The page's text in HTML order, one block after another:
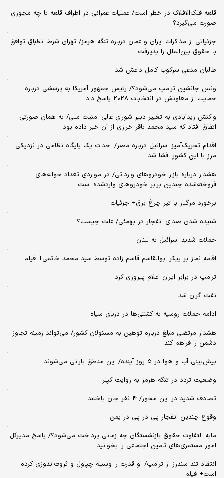
قلعه فلک‌الافلاک در خطر است/ عملیات عمرانی در اطراف قلعه با چه مجوزی
صورت می‌گیرد؟
جزئیاتی از مذاکرات ایران و عمان درباره تنگه هرمز/ تهران شرط انطباق توافق
با حقوق بین‌الملل را پذیرفت
طالبان مدعی سرکوب کامل داعش شد
ونس جانشین ترامپ می‌شود؟/ رئیس جمهور آمریکا به پرسشی درباره
حمایت از معاونش در انتخابات ۲۰۲۸ پاسخ داد
واکنش زیدآبادی به تغییر دبیر شورای عالی امنیت ملی/ به همان صورتی
اتفاق افتاد که سید محمد باقر خرازی از آن خبر داده بود
اقدام تحریک‌آمیز اسرائیل درباره مصر/ احداث یک پایگاه نظامی در نزدیکی
مرز با این کشور افشا شد
هشدار درباره بازار خودروهای وارداتی/ در مواردی تعداد حواله‌های
فروخته‌شده چندین برابر خودروهای واردشده است
برخورد مرگبار با تیر چراغ برق+ جزئیات
شنیده شدن صدای انفجار در بهمئی/ علت چیست؟
حملات شدید اسرائیل به لبنان
اقامه نماز بر پیکر ابوالقاسم قاسم زاده توسط سید محمد خاتمی+ فیلم
ترامپ در برابر ایران اعلام پیروزی کرد
نفت گران شد
ادامه حملات روسیه به کشتی‌ها در دریای سیاه
هشدار مرتضی مبلغ درباره توهین به مسئولان کشور/ می‌تواند زمینه تجاوز
دشمن را فراهم کند
پیش‌بینی آب و هوا در ۵ روز آینده/ این مناطق بارانی می‌شوند
وضعیت تردد در تنگه هرمز به روایت کپلر
تصادف شدید در این محور/ ۴ نفر جان باختند
وقوع چندین انفجار پی در پی در یمن
مابه التفاوت حقوق بازنشستگان چه زمانی پرداخت می‌شود؟/ پاسخ مدیرکل
امور مستمری‌های تامین اجتماعی را بخوانید
انتقاد تند سندرز از ترامپ/ او قدرت را وسیله چپاول و ثروت‌اندوزی کرده
است+ فیلم